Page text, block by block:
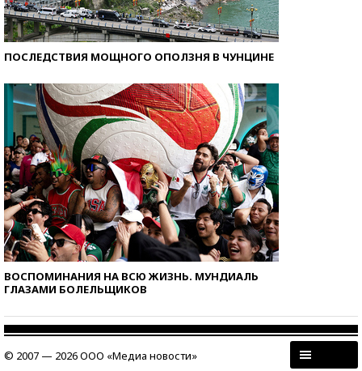
ПОСЛЕДСТВИЯ МОЩНОГО ОПОЛЗНЯ В ЧУНЦИНЕ
ВОСПОМИНАНИЯ НА ВСЮ ЖИЗНЬ. МУНДИАЛЬ
ГЛАЗАМИ БОЛЕЛЬЩИКОВ
© 2007 — 2026 ООО «Медиа новости»